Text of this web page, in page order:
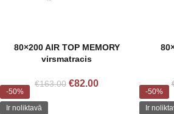
80×200 AIR TOP MEMORY
virsmatracis
€163.00 €82.00
-50%
Ir noliktavā
-50%
Ir